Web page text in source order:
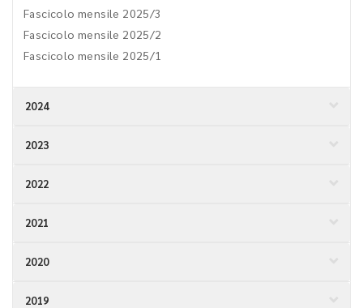
Fascicolo mensile 2025/3
Fascicolo mensile 2025/2
Fascicolo mensile 2025/1
2024
2023
2022
2021
2020
2019